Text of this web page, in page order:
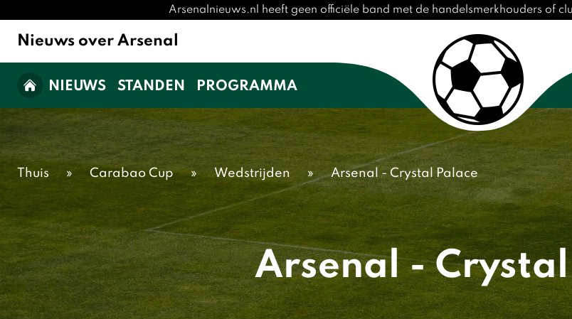
Arsenalnieuws.nl heeft geen officiële band met de handelsmerkhouders of
Nieuws over Arsenal
NIEUWS STANDEN PROGRAMMA
Thuis » Carabao Cup » Wedstrijden » Arsenal - Crystal Palace
Arsenal -